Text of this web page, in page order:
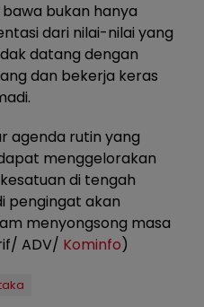
bukan hanya
dari nilai-nilai yang
datang dengan
dan bekerja keras
agenda rutin yang
menggelorakan
di tengah
pengingat akan
menyongsong masa
ADV/ Kominfo)